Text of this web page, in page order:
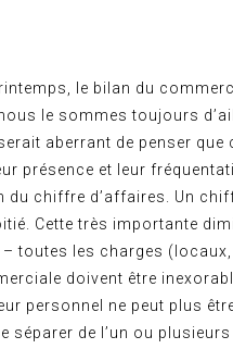
le bilan du
le sommes toujours
aberrant de penser
présence et leur
du chiffre d’affaires. Un
Cette très importante
toutes les charges
doivent être
personnel ne peut plus
séparer de l’un ou